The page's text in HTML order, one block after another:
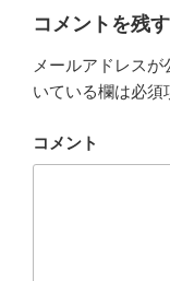
コメントを残す
メールアドレスが
いている欄は必須
コメント